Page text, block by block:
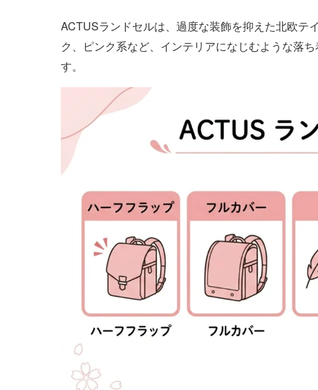
ACTUSランドセルは、過度な装飾を抑えた北欧テ
ク、ピンク系など、インテリアになじむような落
す。